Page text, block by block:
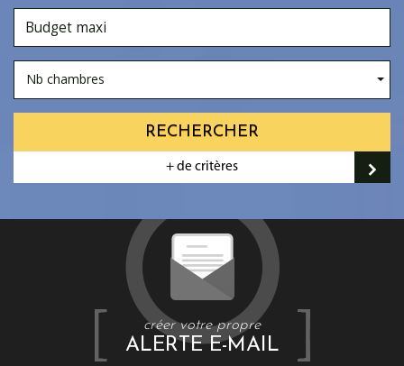
Nb chambres
RECHERCHER
+ de critères
créer votre propre
ALERTE E-MAIL